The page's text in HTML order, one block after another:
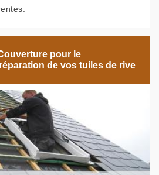
pour le
de vos tuiles de rive